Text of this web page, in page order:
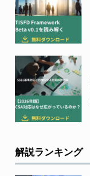
解説ランキング